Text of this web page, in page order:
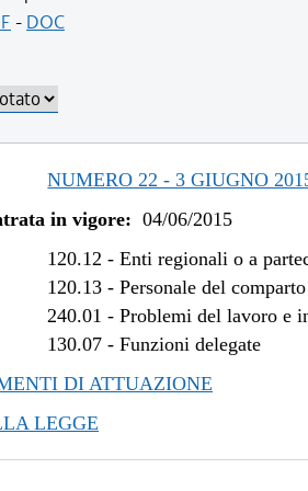
al 14/12/2016
al 12/11/2015
- DOC
NUMERO 22 - 3 GIUGNO
in vigore: 04/06/2015
120.12 -Enti regionali o a
120.13 -Personale del
240.01 -Problemi del lavoro e
130.07 -Funzioni delegate
DI ATTUAZIONE
LEGGE